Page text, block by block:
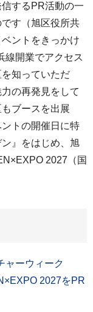
するPR活動の一
す（旭区役所共
ントをきっかけ
線開業でアクセス
知っていただ
の再発見をして
ブースを出展
トの開催日に特
』をはじめ、旭
2027（国
ャーウィーク
2027をPR